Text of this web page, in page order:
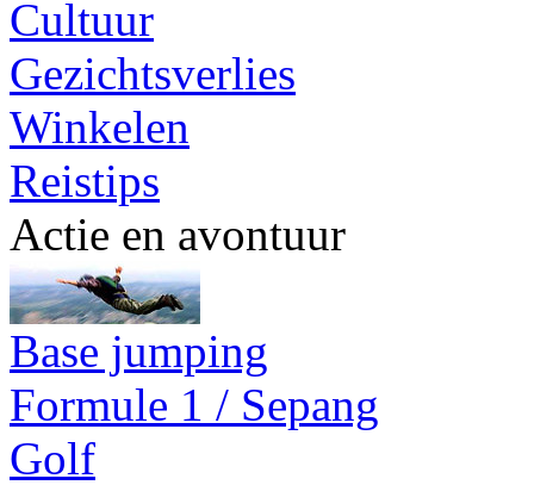
Cultuur
Gezichtsverlies
Winkelen
Reistips
Actie en avontuur
Base jumping
Formule 1 / Sepang
Golf